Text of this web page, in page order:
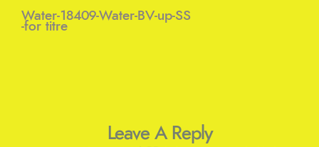
Water-18409-Water-BV-up-SS
-for titre
Leave A Reply